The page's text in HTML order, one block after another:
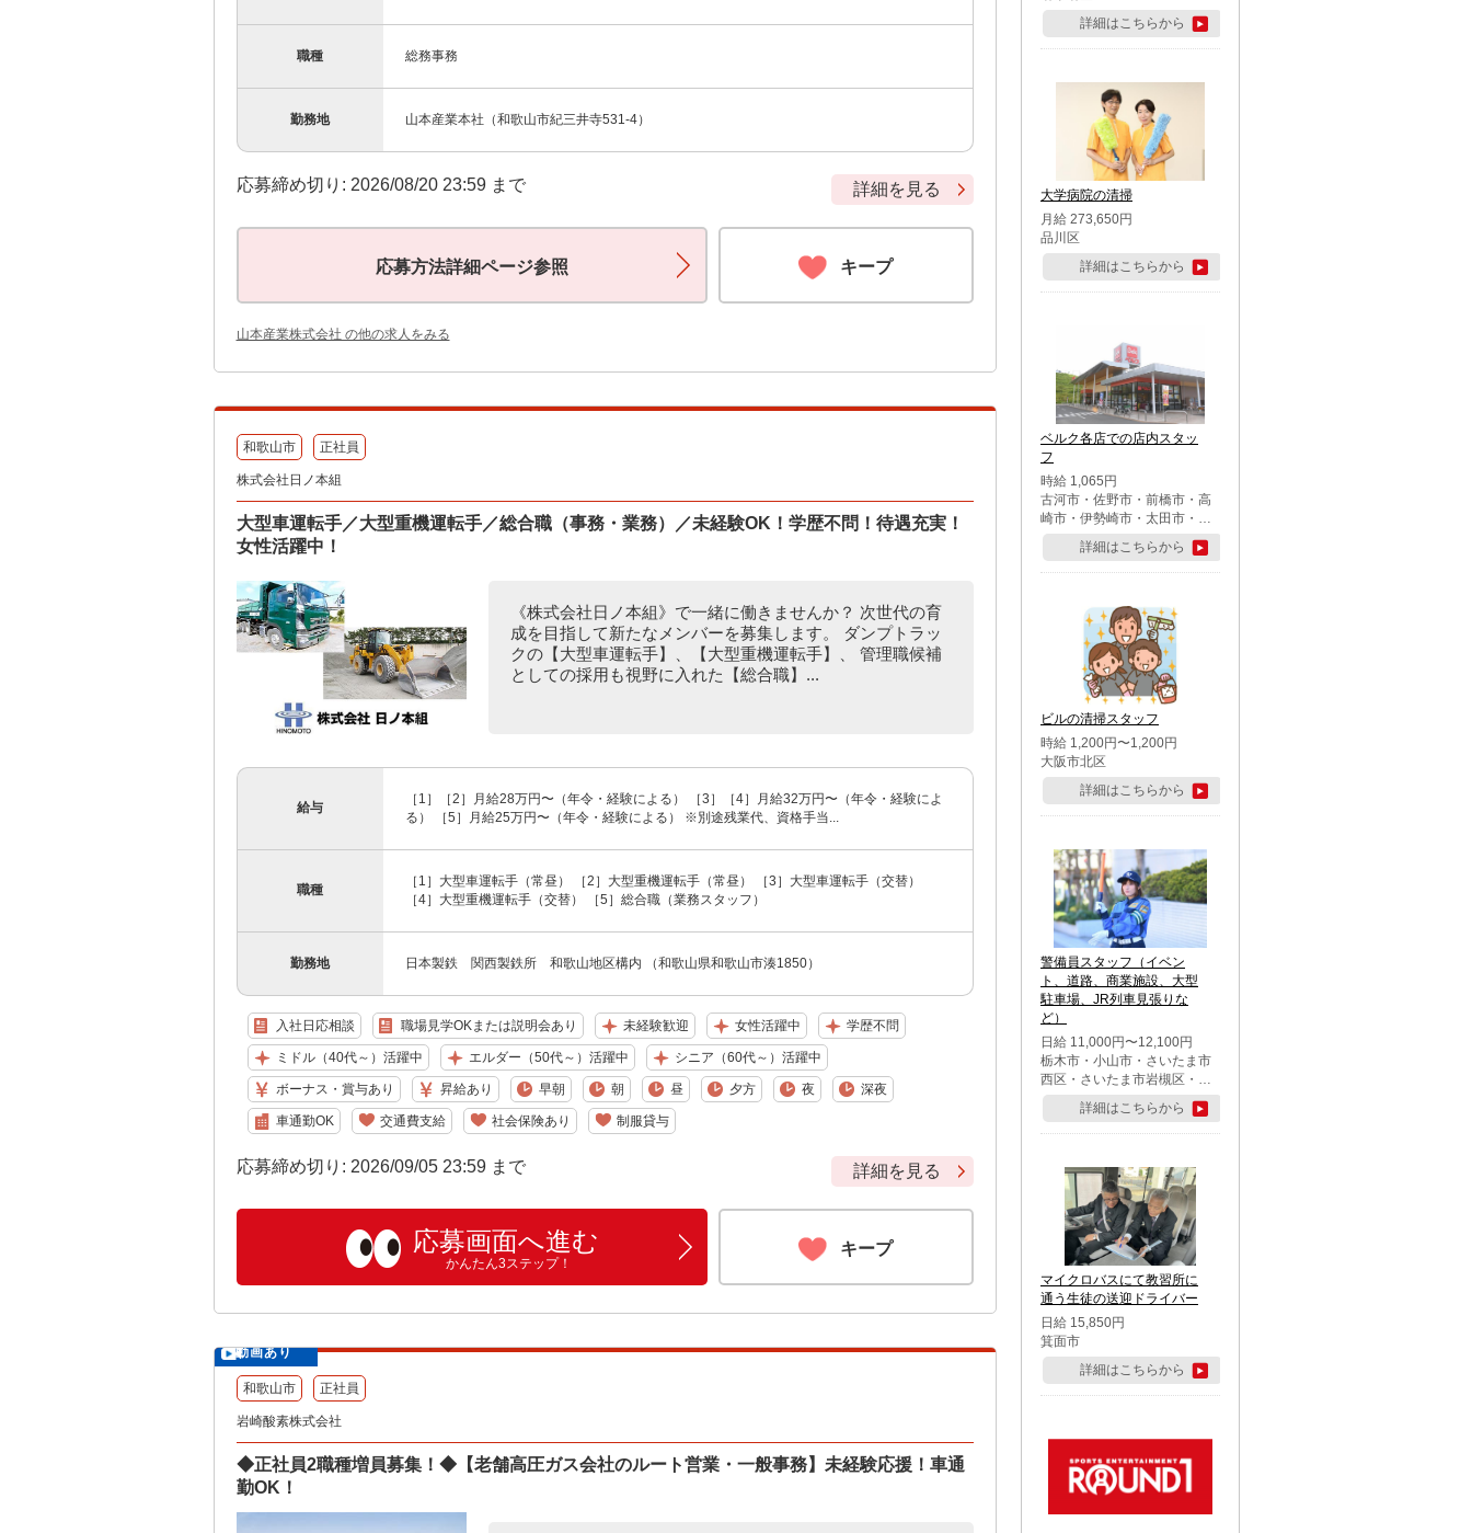
職種 総務事務
勤務地 山本産業本社（和歌山市紀三井寺531-4）
応募締め切り: 2026/08/20 23:59 まで 詳細を見る
応募方法詳細ページ参照 キープ
山本産業株式会社 の他の求人をみる
和歌山市 正社員
株式会社日ノ本組
大型車運転手／大型重機運転手／総合職（事務・業務）／未経験OK！学歴不問！待遇充実！
女性活躍中！
《株式会社日ノ本組》で一緒に働きませんか？ 次世代の育
成を目指して新たなメンバーを募集します。 ダンプトラッ
クの【大型車運転手】、【大型重機運転手】、 管理職候補
としての採用も視野に入れた【総合職】...
給与
［1］［2］月給28万円〜（年令・経験による） ［3］［4］月給32万円〜（年令・経験によ
る） ［5］月給25万円〜（年令・経験による） ※別途残業代、資格手当...
職種
［1］大型車運転手（常昼） ［2］大型重機運転手（常昼） ［3］大型車運転手（交替）
［4］大型重機運転手（交替） ［5］総合職（業務スタッフ）
勤務地 日本製鉄 関西製鉄所 和歌山地区構内 （和歌山県和歌山市湊1850）
入社日応相談 職場見学OKまたは説明会あり 未経験歓迎 女性活躍中 学歴不問
ミドル（40代～）活躍中 エルダー（50代～）活躍中 シニア（60代～）活躍中
ボーナス・賞与あり 昇給あり 早朝 朝 昼 夕方 夜 深夜
車通勤OK 交通費支給 社会保険あり 制服貸与
応募締め切り: 2026/09/05 23:59 まで 詳細を見る
応募画面へ進む
かんたん3ステップ！
キープ
動画あり
和歌山市 正社員
岩崎酸素株式会社
◆正社員2職種増員募集！◆【老舗高圧ガス会社のルート営業・一般事務】未経験応援！車通
勤OK！
詳細はこちらから
大学病院の清掃
月給 273,650円
品川区
詳細はこちらから
ベルク各店での店内スタッ
フ
時給 1,065円
古河市・佐野市・前橋市・高
崎市・伊勢崎市・太田市・館
林市・藤岡市・大泉町・さい
たま市北区・川越市・熊谷
市・行田市・秩父市・所沢
市・鶴ケ島市・千葉市中央
区・市川市・松戸市・習志野
市・柏市・流山市・八千代
市・足立区・江戸川区・八王
子市・町田市
詳細はこちらから
ビルの清掃スタッフ
時給 1,200円〜1,200円
大阪市北区
詳細はこちらから
警備員スタッフ（イベン
ト、道路、商業施設、大型
駐車場、JR列車見張りな
ど）
日給 11,000円〜12,100円
栃木市・小山市・さいたま市
西区・さいたま市岩槻区・久
喜市・蓮田市
詳細はこちらから
マイクロバスにて教習所に
通う生徒の送迎ドライバー
日給 15,850円
箕面市
詳細はこちらから